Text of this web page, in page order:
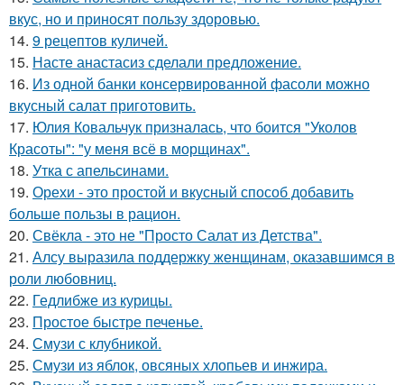
вкус, но и приносят пользу здоровью.
14. 9 рецептов куличей.
15. Насте анастасиз сделали предложение.
16. Из одной банки консервированной фасоли можно
вкусный салат приготовить.
17. Юлия Ковальчук призналась, что боится "Уколов
Красоты": "у меня всё в морщинах".
18. Утка с апельсинами.
19. Орехи - это простой и вкусный способ добавить
больше пользы в рацион.
20. Свёкла - это не "Просто Салат из Детства".
21. Алсу выразила поддержку женщинам, оказавшимся в
роли любовниц.
22. Гедлибже из курицы.
23. Простое быстре печенье.
24. Смузи с клубникой.
25. Смузи из яблок, овсяных хлопьев и инжира.